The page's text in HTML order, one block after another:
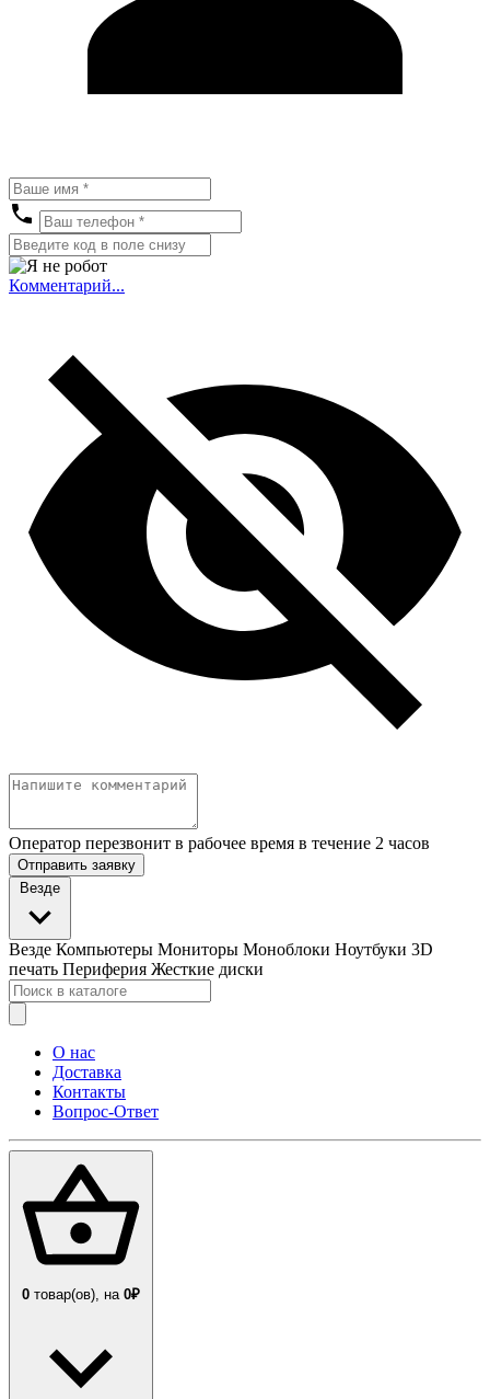
Комментарий...
Оператор перезвонит в рабочее время в течение 2 часов
Отправить заявку
Везде
Везде Компьютеры Мониторы Моноблоки Ноутбуки 3D
печать Периферия Жесткие диски
О нас
Доставка
Контакты
Вопрос-Ответ
0 товар(ов), на 0₽